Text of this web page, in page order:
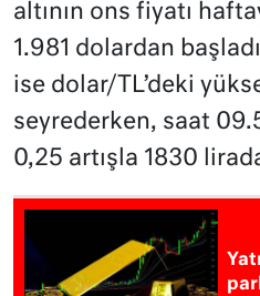
altının ons fiyatı
1.981 dolardan
ise dolar/TL’deki
seyrederken, saat
0,25 artışla 1830